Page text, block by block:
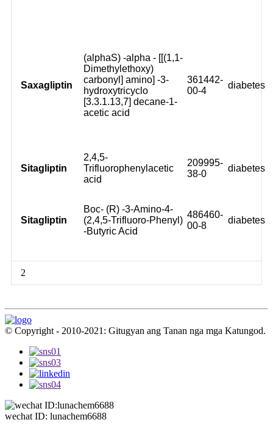
Saxagliptin
(alphaS) -alpha - [[(1,1-
Dimethylethoxy)
carbonyl] amino] -3-
hydroxytricyclo
[3.3.1.13,7] decane-1-
acetic acid
361442-
00-4
diabetes
Sitagliptin
2,4,5-
Trifluorophenylacetic
acid
209995-
38-0
diabetes
Sitagliptin
Boc- (R) -3-Amino-4-
(2,4,5-Trifluoro-Phenyl)
-Butyric Acid
486460-
00-8
diabetes
2
© Copyright - 2010-2021: Gitugyan ang Tanan nga mga Katungod.
wechat ID: lunachem6688